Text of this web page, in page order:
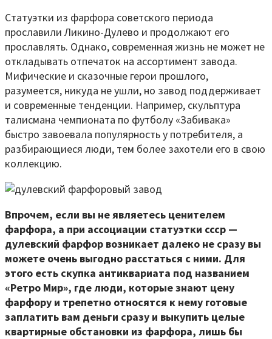
Статуэтки из фарфора советского периода
прославили Ликино-Дулево и продолжают его
прославлять. Однако, современная жизнь не может не
откладывать отпечаток на ассортимент завода.
Мифические и сказочные герои прошлого,
разумеется, никуда не ушли, но завод поддерживает
и современные тенденции. Например, скульптура
талисмана чемпионата по футболу «Забивака»
быстро завоевала популярность у потребителя, а
разбирающиеся люди, тем более захотели его в свою
коллекцию.
Впрочем, если вы не являетесь ценителем
фарфора, а при ассоциации статуэтки ссср —
дулевский фарфор возникает далеко не сразу вы
можете очень выгодно расстаться с ними. Для
этого есть скупка антиквариата под названием
«Ретро Мир», где люди, которые знают цену
фарфору и трепетно относятся к нему готовые
заплатить вам деньги сразу и выкупить целые
квартирные обстановки из фарфора, лишь бы